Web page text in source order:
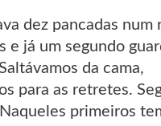
dez pancadas num
e já um segundo
da cama,
para as retretes.
primeiros